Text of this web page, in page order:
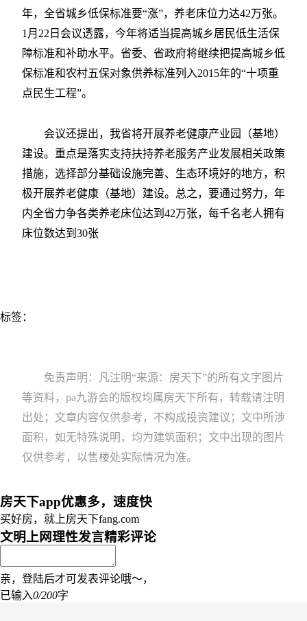
年，全省城乡低保标准要“涨”，养老床位力达42万张。
1月22日会议透露，今年将适当提高城乡居民低生活保
障标准和补助水平。省委、省政府将继续把提高城乡低
保标准和农村五保对象供养标准列入2015年的“十项重
点民生工程”。
会议还提出，我省将开展养老健康产业园（基地）
建设。重点是落实支持扶持养老服务产业发展相关政策
措施，选择部分基础设施完善、生态环境好的地方，积
极开展养老健康（基地）建设。总之，要通过努力，年
内全省力争各类养老床位达到42万张，每千名老人拥有
床位数达到30张
标签：
免责声明：凡注明“来源：房天下”的所有文字图片
等资料，pa九游会的版权均属房天下所有，转载请注明
出处；文章内容仅供参考，不构成投资建议；文中所涉
面积，如无特殊说明，均为建筑面积；文中出现的图片
仅供参考，以售楼处实际情况为准。
房天下app优惠多，速度快
买好房，就上房天下fang.com
文明上网理性发言精彩评论
亲，登陆后才可发表评论哦～，
已输入0/200字